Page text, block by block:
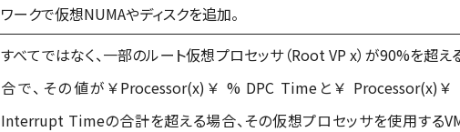
ワークで仮想NUMAやディスクを追加。
すべてではなく、一部のルート仮想プロセッサ（Root VP x）が90%を超え
合で、その値が￥Processor(x) ￥ % DPC Timeと ￥ Processor(x)￥
Interrupt Timeの合計を超える場合、その仮想プロセッサを使用する